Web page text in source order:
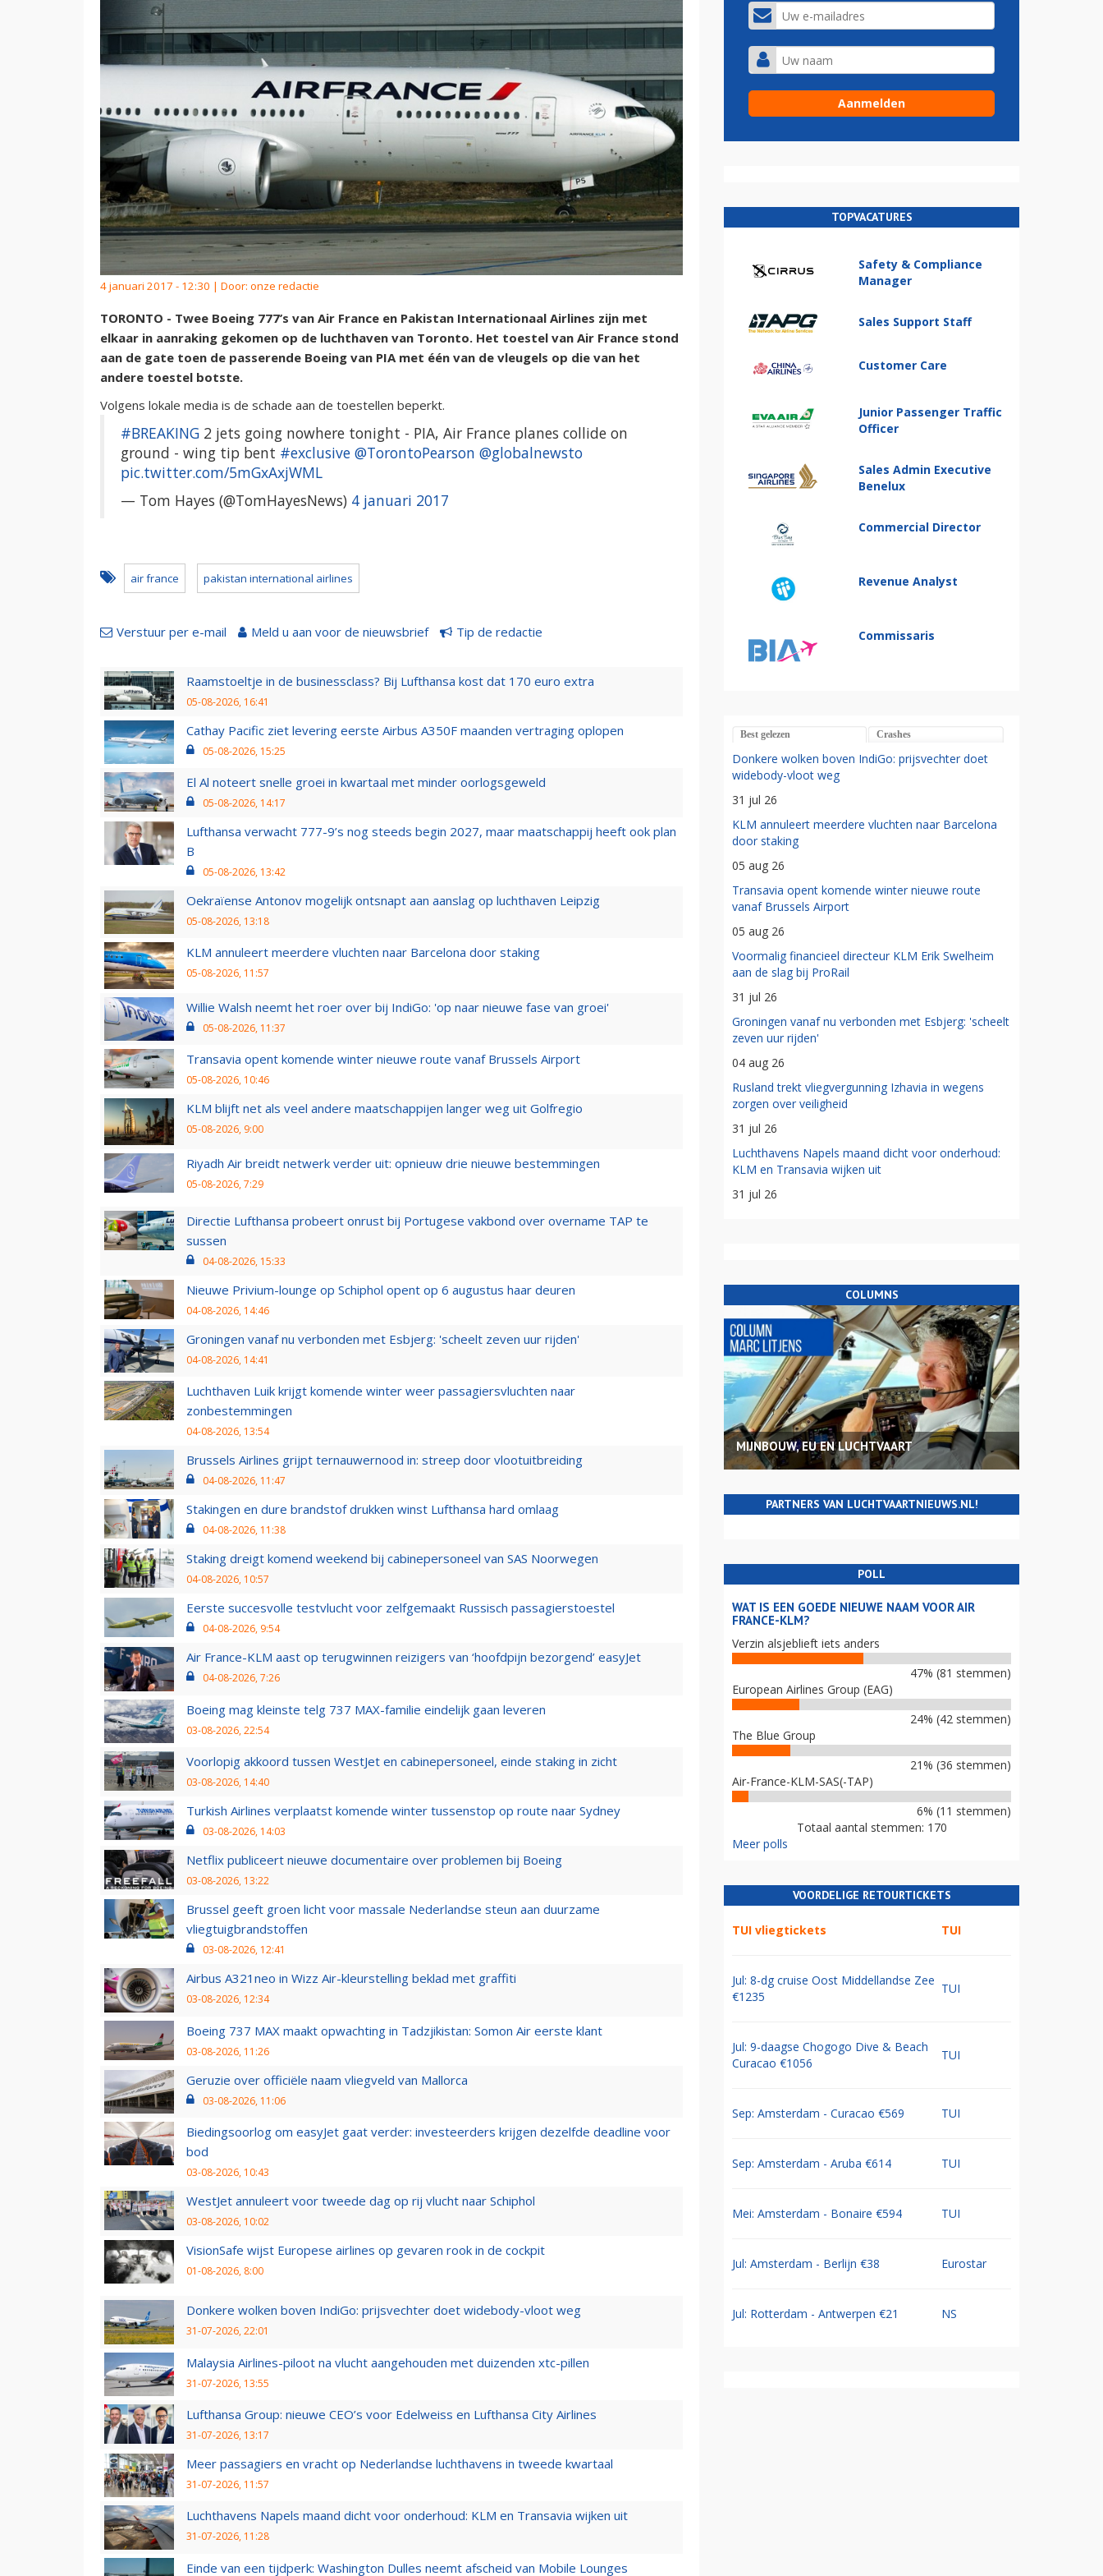
4 januari 2017 - 12:30 | Door: onze redactie
TORONTO - Twee Boeing 777’s van Air France en Pakistan Internationaal Airlines zijn met
elkaar in aanraking gekomen op de luchthaven van Toronto. Het toestel van Air France stond
aan de gate toen de passerende Boeing van PIA met één van de vleugels op die van het
andere toestel botste.
Volgens lokale media is de schade aan de toestellen beperkt.
#BREAKING 2 jets going nowhere tonight - PIA, Air France planes collide on
ground - wing tip bent #exclusive @TorontoPearson @globalnewsto
pic.twitter.com/5mGxAxjWML
— Tom Hayes (@TomHayesNews) 4 januari 2017
air france pakistan international airlines
Verstuur per e-mail Meld u aan voor de nieuwsbrief Tip de redactie
Raamstoeltje in de businessclass? Bij Lufthansa kost dat 170 euro extra
05-08-2026, 16:41
Cathay Pacific ziet levering eerste Airbus A350F maanden vertraging oplopen
05-08-2026, 15:25
El Al noteert snelle groei in kwartaal met minder oorlogsgeweld
05-08-2026, 14:17
Lufthansa verwacht 777-9’s nog steeds begin 2027, maar maatschappij heeft ook plan
B
05-08-2026, 13:42
Oekraïense Antonov mogelijk ontsnapt aan aanslag op luchthaven Leipzig
05-08-2026, 13:18
KLM annuleert meerdere vluchten naar Barcelona door staking
05-08-2026, 11:57
Willie Walsh neemt het roer over bij IndiGo: 'op naar nieuwe fase van groei'
05-08-2026, 11:37
Transavia opent komende winter nieuwe route vanaf Brussels Airport
05-08-2026, 10:46
KLM blijft net als veel andere maatschappijen langer weg uit Golfregio
05-08-2026, 9:00
Riyadh Air breidt netwerk verder uit: opnieuw drie nieuwe bestemmingen
05-08-2026, 7:29
Directie Lufthansa probeert onrust bij Portugese vakbond over overname TAP te
sussen
04-08-2026, 15:33
Nieuwe Privium-lounge op Schiphol opent op 6 augustus haar deuren
04-08-2026, 14:46
Groningen vanaf nu verbonden met Esbjerg: 'scheelt zeven uur rijden'
04-08-2026, 14:41
Luchthaven Luik krijgt komende winter weer passagiersvluchten naar
zonbestemmingen
04-08-2026, 13:54
Brussels Airlines grijpt ternauwernood in: streep door vlootuitbreiding
04-08-2026, 11:47
Stakingen en dure brandstof drukken winst Lufthansa hard omlaag
04-08-2026, 11:38
Staking dreigt komend weekend bij cabinepersoneel van SAS Noorwegen
04-08-2026, 10:57
Eerste succesvolle testvlucht voor zelfgemaakt Russisch passagierstoestel
04-08-2026, 9:54
Air France-KLM aast op terugwinnen reizigers van ‘hoofdpijn bezorgend’ easyJet
04-08-2026, 7:26
Boeing mag kleinste telg 737 MAX-familie eindelijk gaan leveren
03-08-2026, 22:54
Voorlopig akkoord tussen WestJet en cabinepersoneel, einde staking in zicht
03-08-2026, 14:40
Turkish Airlines verplaatst komende winter tussenstop op route naar Sydney
03-08-2026, 14:03
Netflix publiceert nieuwe documentaire over problemen bij Boeing
03-08-2026, 13:22
Brussel geeft groen licht voor massale Nederlandse steun aan duurzame
vliegtuigbrandstoffen
03-08-2026, 12:41
Airbus A321neo in Wizz Air-kleurstelling beklad met graffiti
03-08-2026, 12:34
Boeing 737 MAX maakt opwachting in Tadzjikistan: Somon Air eerste klant
03-08-2026, 11:26
Geruzie over officiële naam vliegveld van Mallorca
03-08-2026, 11:06
Biedingsoorlog om easyJet gaat verder: investeerders krijgen dezelfde deadline voor
bod
03-08-2026, 10:43
WestJet annuleert voor tweede dag op rij vlucht naar Schiphol
03-08-2026, 10:02
VisionSafe wijst Europese airlines op gevaren rook in de cockpit
01-08-2026, 8:00
Donkere wolken boven IndiGo: prijsvechter doet widebody-vloot weg
31-07-2026, 22:01
Malaysia Airlines-piloot na vlucht aangehouden met duizenden xtc-pillen
31-07-2026, 13:55
Lufthansa Group: nieuwe CEO’s voor Edelweiss en Lufthansa City Airlines
31-07-2026, 13:17
Meer passagiers en vracht op Nederlandse luchthavens in tweede kwartaal
31-07-2026, 11:57
Luchthavens Napels maand dicht voor onderhoud: KLM en Transavia wijken uit
31-07-2026, 11:28
Einde van een tijdperk: Washington Dulles neemt afscheid van Mobile Lounges
TOPVACATURES
Safety & Compliance
Manager
Sales Support Staff
Customer Care
Junior Passenger Traffic
Officer
Sales Admin Executive
Benelux
Commercial Director
Revenue Analyst
Commissaris
Best gelezen Crashes
Donkere wolken boven IndiGo: prijsvechter doet
widebody-vloot weg
31 jul 26
KLM annuleert meerdere vluchten naar Barcelona
door staking
05 aug 26
Transavia opent komende winter nieuwe route
vanaf Brussels Airport
05 aug 26
Voormalig financieel directeur KLM Erik Swelheim
aan de slag bij ProRail
31 jul 26
Groningen vanaf nu verbonden met Esbjerg: 'scheelt
zeven uur rijden'
04 aug 26
Rusland trekt vliegvergunning Izhavia in wegens
zorgen over veiligheid
31 jul 26
Luchthavens Napels maand dicht voor onderhoud:
KLM en Transavia wijken uit
31 jul 26
COLUMNS
MIJNBOUW, EU EN LUCHTVAART
PARTNERS VAN LUCHTVAARTNIEUWS.NL!
POLL
WAT IS EEN GOEDE NIEUWE NAAM VOOR AIR
FRANCE-KLM?
Verzin alsjeblieft iets anders
47% (81 stemmen)
European Airlines Group (EAG)
24% (42 stemmen)
The Blue Group
21% (36 stemmen)
Air-France-KLM-SAS(-TAP)
6% (11 stemmen)
Totaal aantal stemmen: 170
Meer polls
VOORDELIGE RETOURTICKETS
TUI vliegtickets TUI
Jul: 8-dg cruise Oost Middellandse Zee
€1235
TUI
Jul: 9-daagse Chogogo Dive & Beach
Curacao €1056
TUI
Sep: Amsterdam - Curacao €569 TUI
Sep: Amsterdam - Aruba €614 TUI
Mei: Amsterdam - Bonaire €594 TUI
Jul: Amsterdam - Berlijn €38 Eurostar
Jul: Rotterdam - Antwerpen €21 NS